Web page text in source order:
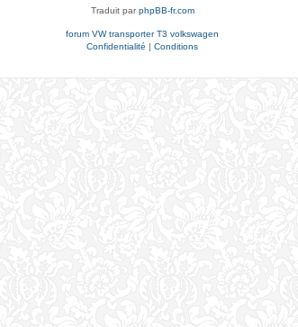
Traduit parphpBB-fr.com
forum VW transporter T3 volkswagen
Confidentialité | Conditions